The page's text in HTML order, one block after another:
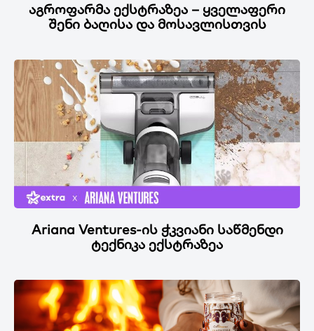
აგროფარმა ექსტრაზეა – ყველაფერი
შენი ბაღისა და მოსავლისთვის
Ariana Ventures-ის ჭკვიანი საწმენდი
ტექნიკა ექსტრაზეა